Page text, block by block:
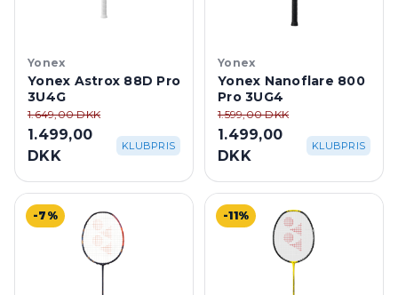
Yonex
Yonex Astrox 88D Pro
3U4G
1.649,00 DKK
1.499,00
DKK
KLUBPRIS
Yonex
Yonex Nanoflare 800
Pro 3UG4
1.599,00 DKK
1.499,00
DKK
KLUBPRIS
-7% -11%